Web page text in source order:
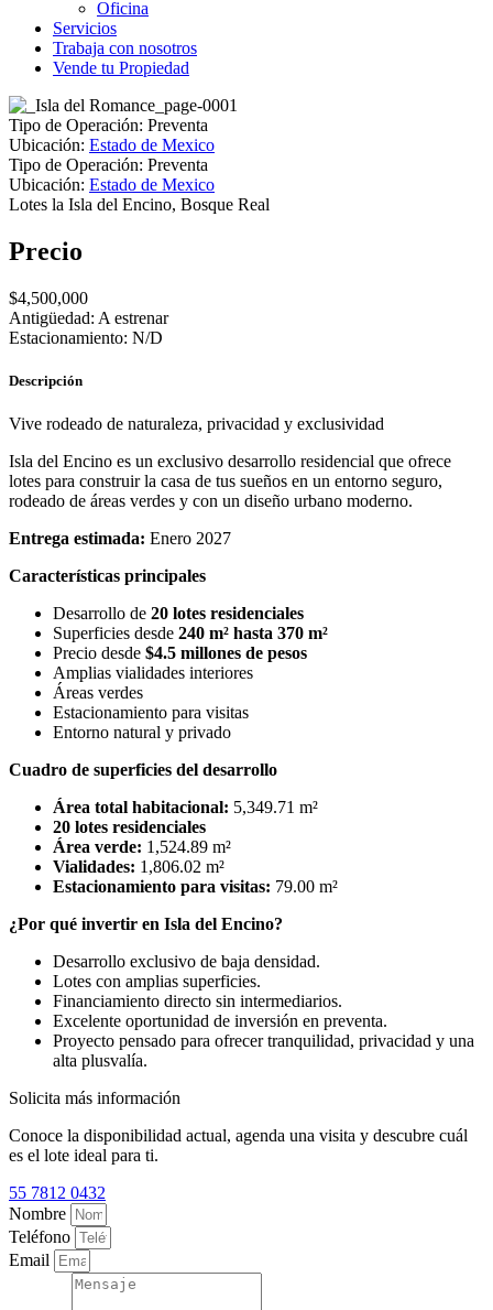
Oficina
Servicios
Trabaja con nosotros
Vende tu Propiedad
Tipo de Operación: Preventa
Ubicación: Estado de Mexico
Tipo de Operación: Preventa
Ubicación: Estado de Mexico
Lotes la Isla del Encino, Bosque Real
Precio
$4,500,000
Antigüedad: A estrenar
Estacionamiento: N/D
Descripción
Vive rodeado de naturaleza, privacidad y exclusividad
Isla del Encino es un exclusivo desarrollo residencial que ofrece
lotes para construir la casa de tus sueños en un entorno seguro,
rodeado de áreas verdes y con un diseño urbano moderno.
Entrega estimada: Enero 2027
Características principales
Desarrollo de 20 lotes residenciales
Superficies desde 240 m² hasta 370 m²
Precio desde $4.5 millones de pesos
Amplias vialidades interiores
Áreas verdes
Estacionamiento para visitas
Entorno natural y privado
Cuadro de superficies del desarrollo
Área total habitacional: 5,349.71 m²
20 lotes residenciales
Área verde: 1,524.89 m²
Vialidades: 1,806.02 m²
Estacionamiento para visitas: 79.00 m²
¿Por qué invertir en Isla del Encino?
Desarrollo exclusivo de baja densidad.
Lotes con amplias superficies.
Financiamiento directo sin intermediarios.
Excelente oportunidad de inversión en preventa.
Proyecto pensado para ofrecer tranquilidad, privacidad y una
alta plusvalía.
Solicita más información
Conoce la disponibilidad actual, agenda una visita y descubre cuál
es el lote ideal para ti.
55 7812 0432
Nombre
Teléfono
Email